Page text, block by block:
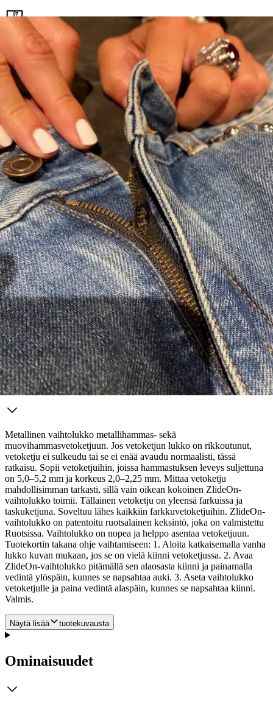
7,61 €
Asiakasomistajahinta
Hinta ilman S-Etukorttia:
Verkkokaupan hinta
Valitse toimitustapa
Nouto myymälästä
Ilmainen
Siirry valitsemaan myymälä
Toimitus
Kotiin tai noutopisteeseenAlk. 0 €
Ilmainen toimitus yli 100 €:n tilauksille
Postin pakettiautomaattiin tai
palvelupisteeseen!
Etu ei koske Suuri‑lisäpalvelulla toimitettavia tuotteita.
Tarkista myymäläsaatavuus
Tuotekuvaus
Metallinen vaihtolukko metallihammas- sekä
muovihammasvetoketjuun. Jos vetoketjun lukko on rikkoutunut,
vetoketju ei sulkeudu tai se ei enää avaudu normaalisti, tässä
ratkaisu. Sopii vetoketjuihin, joissa hammastuksen leveys suljettuna
on 5,0–5,2 mm ja korkeus 2,0–2,25 mm. Mittaa vetoketju
mahdollisimman tarkasti, sillä vain oikean kokoinen ZlideOn-
vaihtolukko toimii. Tällainen vetoketju on yleensä farkuissa ja
taskuketjuna. Soveltuu lähes kaikkiin farkkuvetoketjuihin. ZlideOn-
vaihtolukko on patentoitu ruotsalainen keksintö, joka on valmistettu
Ruotsissa. Vaihtolukko on nopea ja helppo asentaa vetoketjuun.
Tuotekortin takana ohje vaihtamiseen: 1. Aloita katkaisemalla vanha
lukko kuvan mukaan, jos se on vielä kiinni vetoketjussa. 2. Avaa
ZlideOn-vaihtolukko pitämällä sen alaosasta kiinni ja painamalla
vedintä ylöspäin, kunnes se napsahtaa auki. 3. Aseta vaihtolukko
vetoketjulle ja paina vedintä alaspäin, kunnes se napsahtaa kiinni.
Valmis.
Näytä lisää tuotekuvausta
Ominaisuudet